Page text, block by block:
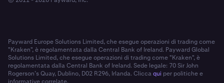
Payward Europe Solutions Limited, che esegue operazioni di trading come
"Kraken", è regolamentata dalla Central Bank of Ireland. Payward Global
Solutions Limited, che esegue operazioni di trading come "Kraken", è
regolamentata dalla Central Bank of Ireland. Sede legale: 70 Sir John
Rogerson’s Quay, Dublino, D02 R296, Irlanda. Cliccaqui per politiche e
informative correlate.